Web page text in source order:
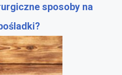
sposoby na